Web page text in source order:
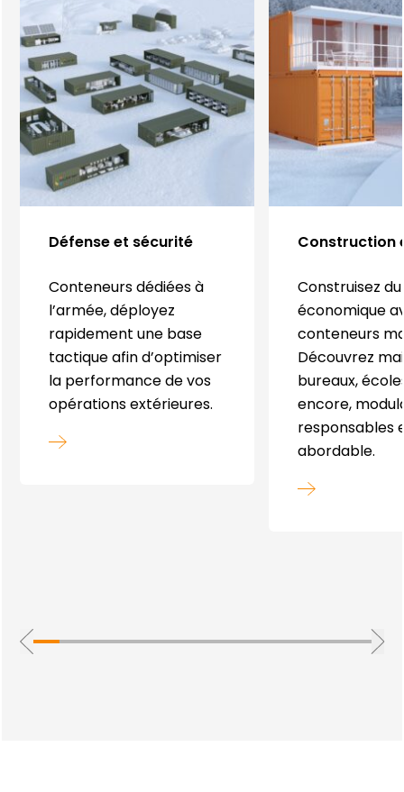
Défense et sécurité
Conteneurs dédiées à
l’armée, déployez
rapidement une base
tactique afin d’optimiser
la performance de vos
opérations extérieures.
Construction
Construisez
économique
conteneurs
Découvrez
bureaux,
encore,
responsables
abordable.